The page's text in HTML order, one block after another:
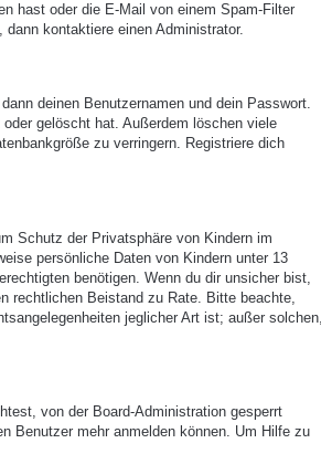
hast oder die E-Mail von einem Spam-Filter
kontaktiere einen Administrator.
deinen Benutzernamen und dein Passwort.
gelöscht hat. Außerdem löschen viele
zu verringern. Registriere dich
Schutz der Privatsphäre von Kindern im
persönliche Daten von Kindern unter 13
benötigen. Wenn du dir unsicher bist,
rechtlichen Beistand zu Rate. Bitte beachte,
jeglicher Art ist; außer solchen,
von der Board-Administration gesperrt
Benutzer mehr anmelden können. Um Hilfe zu